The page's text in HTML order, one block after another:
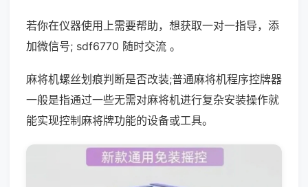
若你在仪器使用上需要帮助，想获取一对一指导，添
加微信号; sdf6770 随时交流 。
麻将机螺丝划痕判断是否改装;普通麻将机程序控牌器
一般是指通过一些无需对麻将机进行复杂安装操作就
能实现控制麻将牌功能的设备或工具。